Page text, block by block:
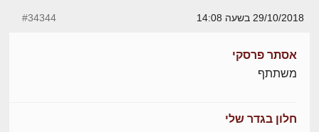
29/10/2018 בשעה 14:08 #34344
אסתר פרסקי
משתתף
חלון בגדר שלי